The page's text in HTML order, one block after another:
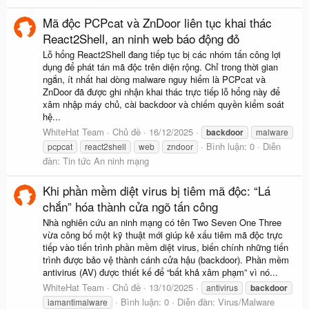
Mã độc PCPcat và ZnDoor liên tục khai thác
React2Shell, an ninh web báo động đỏ
Lỗ hổng React2Shell đang tiếp tục bị các nhóm tấn công lợi
dụng để phát tán mã độc trên diện rộng. Chỉ trong thời gian
ngắn, ít nhất hai dòng malware nguy hiểm là PCPcat và
ZnDoor đã được ghi nhận khai thác trực tiếp lỗ hổng này để
xâm nhập máy chủ, cài backdoor và chiếm quyền kiểm soát
hệ...
WhiteHat Team
Chủ đề 16/12/2025 backdoor
malware
pcpcat
react2shell web zndoor Bình luận: 0
Diễn
đàn: Tin tức An ninh mạng
Khi phần mềm diệt virus bị tiêm mã độc: “Lá
chắn” hóa thành cửa ngõ tấn công
Nhà nghiên cứu an ninh mạng có tên Two Seven One Three
vừa công bố một kỹ thuật mới giúp kẻ xấu tiêm mã độc trực
tiếp vào tiến trình phần mềm diệt virus, biến chính những tiến
trình được bảo vệ thành cánh cửa hậu (backdoor). Phần mềm
antivirus (AV) được thiết kế để “bất khả xâm phạm” vì nó...
WhiteHat Team
Chủ đề 13/10/2025 antivirus backdoor
iamantimalware Bình luận: 0 Diễn đàn: Virus/Malware